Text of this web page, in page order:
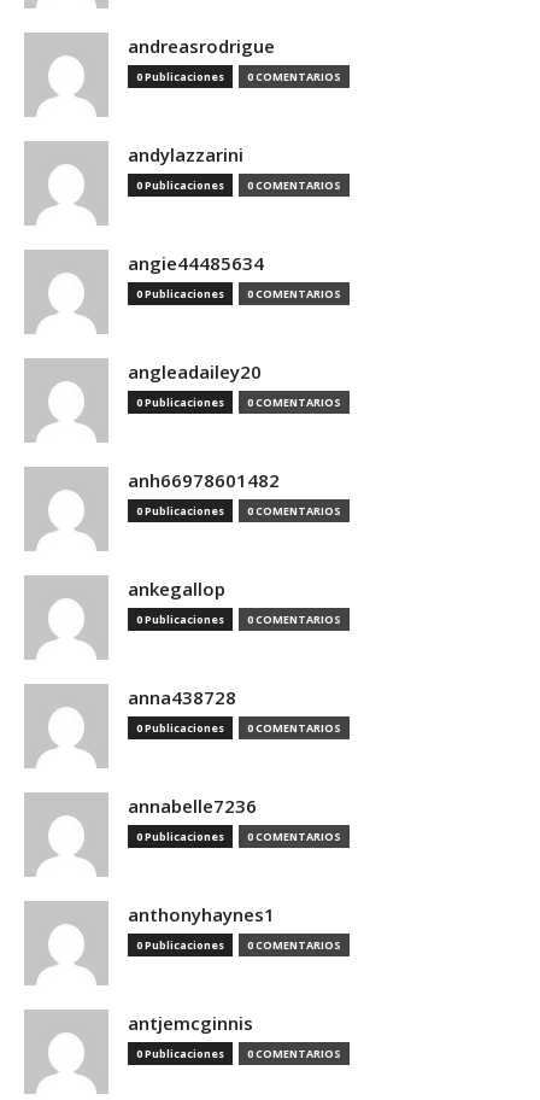
andreasrodrigue
0 Publicaciones 0 COMENTARIOS
andylazzarini
0 Publicaciones 0 COMENTARIOS
angie44485634
0 Publicaciones 0 COMENTARIOS
angleadailey20
0 Publicaciones 0 COMENTARIOS
anh66978601482
0 Publicaciones 0 COMENTARIOS
ankegallop
0 Publicaciones 0 COMENTARIOS
anna438728
0 Publicaciones 0 COMENTARIOS
annabelle7236
0 Publicaciones 0 COMENTARIOS
anthonyhaynes1
0 Publicaciones 0 COMENTARIOS
antjemcginnis
0 Publicaciones 0 COMENTARIOS